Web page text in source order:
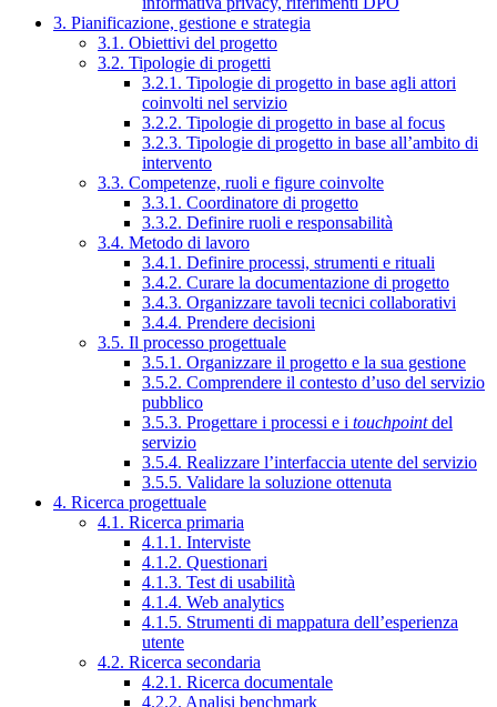
3. Pianificazione, gestione e strategia
3.1. Obiettivi del progetto
3.2. Tipologie di progetti
3.2.1. Tipologie di progetto in base agli attori
coinvolti nel servizio
3.2.2. Tipologie di progetto in base al focus
3.2.3. Tipologie di progetto in base all’ambito di
intervento
3.3. Competenze, ruoli e figure coinvolte
3.3.1. Coordinatore di progetto
3.3.2. Definire ruoli e responsabilità
3.4. Metodo di lavoro
3.4.1. Definire processi, strumenti e rituali
3.4.2. Curare la documentazione di progetto
3.4.3. Organizzare tavoli tecnici collaborativi
3.4.4. Prendere decisioni
3.5. Il processo progettuale
3.5.1. Organizzare il progetto e la sua gestione
3.5.2. Comprendere il contesto d’uso del servizio
pubblico
3.5.3. Progettare i processi e i touchpointdel
servizio
3.5.4. Realizzare l’interfaccia utente del servizio
3.5.5. Validare la soluzione ottenuta
4. Ricerca progettuale
4.1. Ricerca primaria
4.1.1. Interviste
4.1.2. Questionari
4.1.3. Test di usabilità
4.1.4. Web analytics
4.1.5. Strumenti di mappatura dell’esperienza
utente
4.2. Ricerca secondaria
4.2.1. Ricerca documentale
4.2.2. Analisi benchmark